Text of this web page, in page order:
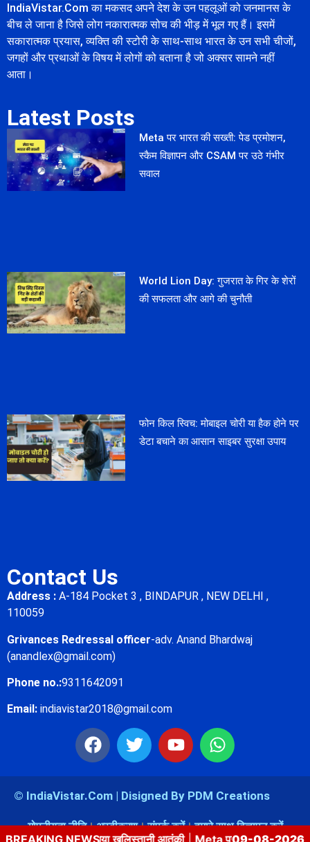
IndiaVistar.Com का मकसद अपने देश के उन पहलूओं को जनमानस के
बीच ले जाना है जिसे लोग नकारात्मक सोच की भीड़ में भूल गए हैं। इसमें
सकारात्मक प्रयास, व्यक्ति की स्टोरी के साथ-साथ भारत के उन सभी चीजों,
जगहों और प्रथाओं के विषय में लोगों को बताना है जो अक्सर सामने नहीं
आता।
Latest Posts
Meta पर भारत की सख्ती: पेड प्रमोशन,
स्कैम विज्ञापन और CSAM पर उठे गंभीर
सवाल
World Lion Day: गुजरात के गिर के शेरों
की सफलता और आगे की चुनौती
फोन किल स्विच: मोबाइल चोरी या हैक होने पर
डेटा बचाने का आसान साइबर सुरक्षा उपाय
Contact Us
Address : A-184 Pocket 3 , BINDAPUR , NEW DELHI ,
110059
Grivances Redressal officer-adv. Anand Bhardwaj
(anandlex@gmail.com)
Phone no.:9311642091
Email: indiavistar2018@gmail.com
© IndiaVistar.Com | Disigned By PDM Creations
गोपनीयता नीति अस्वीकरण संपर्क करें हमारे साथ विज्ञापन करें
BREAKING NEWS
पकड़ा गया खलिस्तानी आतंकी|Meta पर भारत की सख्ती: पेड प्रमोशन,
09-08-2026